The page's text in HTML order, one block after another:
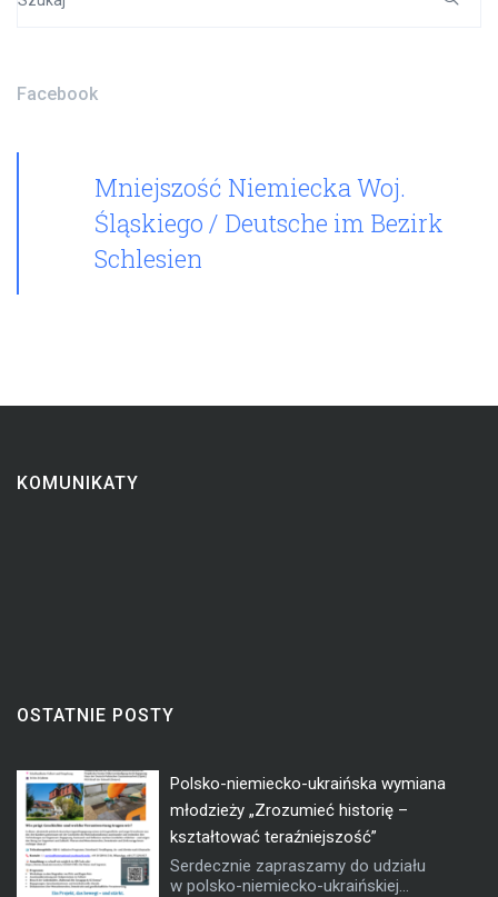
for:
Facebook
Mniejszość Niemiecka Woj.
Śląskiego / Deutsche im Bezirk
Schlesien
KOMUNIKATY
OSTATNIE POSTY
Polsko-niemiecko-ukraińska wymiana
młodzieży „Zrozumieć historię –
kształtować teraźniejszość”
Serdecznie zapraszamy do udziału
w polsko-niemiecko-ukraińskiej...